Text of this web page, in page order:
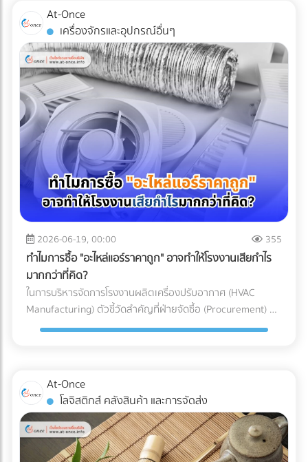
คาร์บอนในการส่งออกได้อย่างเห็นผล เปรียบเทียบวัสดุบรรจุ
ภัณฑ์สำหรับโรงงานอาหารแช่แข็ง บทสรุป การเปลี่ยนผ่านสู่บรรจุ
ภัณฑ์รักษ์โลกในสายการผลิตอาหารแช่แข็ง ไม่ใช่เรื่องของการ
หลับตาเลือกวัสดุที่มีป้าย Eco แปะอยู่ แต่เป็นการคำนวณเชิง
วิศวกรรมที่ต้องรักษาสมดุลระหว่าง "การรักษาสิ่งแวดล้อม" และ
"การรักษาคุณภาพอาหาร" การฝืนใช้วัสดุที่ทนความเย็นไม่ได้จน
ทำให้อาหารเสีย เกิดเป็นขยะอาหาร (Food Waste) จะสร้างผล
เสียต่อสิ่งแวดล้อมและต้นทุนของบริษัทมากกว่าตัวพลาสติกเอง
เสียอีก หัวใจสำคัญคือการเลือกพาร์ทเนอร์ด้านบรรจุภัณฑ์ที่
เข้าใจเทคโนโลยี Mono-material เพื่อผลักดันให้ธุรกิจของคุณ
เติบโตได้อย่างยั่งยืน ทั้งในแง่ของผลกำไรและการดูแลโลกใบนี้
การเลือกบรรจุภัณฑ์อาหารแช่แข็งที่ตอบโจทย์ทั้งนโยบาย ESG
และความปลอดภัยทางวิศวกรรม ไม่ใช่เรื่องที่ควรลองผิดลองถูก
คุณต้องการพาร์ทเนอร์ที่มีความเชี่ยวชาญตัวจริง เพื่อมาช่วย
ลดความเสี่ยง ป้องกันสินค้าเสียหาย และควบคุมต้นทุนของ
โรงงาน ไม่ต้องเสียเวลาค้นหาซัพพลายเออร์ทีละเจ้าให้เหนื่อย
เพราะที่ At-Once เราได้รวบรวมรายชื่อบริษัทและโรงงานชั้นนำ
กว่า 1,000 แห่งที่ให้บริการเกี่ยวข้องกับบรรจุภัณฑ์อย่างครบ
วงจรไว้ให้คุณแล้ว คลิกที่นี่!
หรือส่งออกไปยังประเทศที่มีข้อตกลงเขตการค้าเสรี (FTA) เช่น
จีน ญี่ปุ่น หรืออาเซียน ธุรกิจสามารถใช้ Certificate of Origin
(C/O) หรือหนังสือรับรองถิ่นกำเนิดสินค้า เพื่อขอลดหย่อนหรือ
ยกเว้นภาษีนำเข้าได้ ความเสี่ยง: กฎเกณฑ์ในการขอ C/O ของ
แต่ละประเทศมีความละเอียดอ่อนมาก หากกรอกข้อมูลใน
Commercial Invoice, Packing List ไม่ตรงกันเพียงจุดเดียว
หรือระบุเกณฑ์การผลิต (Origin Criteria) ผิดพลาด ปลายทาง
อาจปฏิเสธฟอร์มนั้นทันที ทำให้ผู้นำเข้าต้องจ่ายภาษีในอัตราปกติ
(MFN Rate) แบบเต็มจำนวน 3. ตกม้าตายเรื่องใบอนุญาตเฉพาะ
ทาง (Restricted Goods Licenses) สินค้าหลายประเภทไม่
สามารถนำเข้าได้ทันทีแม้จะจ่ายภาษีครบแล้วก็ตาม แต่ต้องมีใบ
อนุญาตจากหน่วยงานที่เกี่ยวข้อง เช่น อย. (FDA), มอก. (TISI),
หรือกรมวิชาการเกษตร ความเสี่ยง: หากธุรกิจสั่งของเข้ามาถึง
ท่าเรือแล้วเพิ่งทราบว่าต้องใช้ใบอนุญาต สินค้าจะถูกอายัดไว้ที่
ท่าเรือทันที สิ่งที่ตามมาคือ ค่าเสียเวลาพื้นที่ท่าเรือ
(Demurrage) และ ค่าเสียเวลาตู้ (Detention) ที่วิ่งเดินหน้าทุกวัน
(มักเริ่มต้นที่หลักพันและพุ่งสูงขึ้นเรื่อยๆ ต่อตู้ต่อวัน) หากขอใบ
อนุญาตไม่ทัน สินค้านั้นอาจถูกบังคับส่งกลับประเทศต้นทางหรือ
ถูกทำลายทิ้ง เปรียบเทียบชัดๆ: ทำเอง vs. ใช้ผู้เชี่ยวชาญ เพื่อชี้
ให้เห็นภาพชัดเจนว่าทำไมการจ้าง Freight Forwarder หรือ
การตามแก้ปัญหา ในอุตสาหกรรมโลจิสติกส์ มีประโยคคลาสสิกที่
ว่า "ปัญหาหน้าด่านศุลกากร เป็นปัญหาที่จ่ายแพงที่สุด" การ
ทำงานร่วมกับ Freight Forwarder ที่มีประสบการณ์ ไม่ใช่แค่การ
จ้างคนมาเดินเอกสาร แต่คือการจ้าง "ที่ปรึกษาทางกฎหมายและผู้
บริหารความเสี่ยง" ให้กับซัพพลายเชนของคุณ พวกเขาจะทำ
แวดล้อมที่ไม่ได้มาตรฐาน พลาสติกเหล่านั้นก็อาจกลายเป็นพาหะ
นำเชื้อโรคชั้นดี นี่คือจุดที่ "ห้องปลอดเชื้อ" หรือ "Cleanroom"
เข้ามามีบทบาทสำคัญในฐานะด่านป้อมปราการที่แข็งแกร่งที่สุด ใน
การปกป้องอุปกรณ์การแพทย์ให้รอดพ้นจากการปนเปื้อนก่อนถึง
มือแพทย์และคนไข้ Cleanroom ในอุตสาหกรรมพลาสติกการ
แพทย์ คืออะไร? Cleanroom คือห้องที่มีการควบคุมสภาพ
แวดล้อมอย่างเข้มงวด ไม่ว่าจะเป็นปริมาณฝุ่นละอองในอากาศ,
อุณหภูมิ, ความชื้น, และความดันอากาศ โดยใช้ระบบแผ่นกรอง
อากาศประสิทธิภาพสูง (HEPA หรือ ULPA Filters) เพื่อดักจับ
อนุภาคขนาดเล็กที่มองไม่เห็นด้วยตาเปล่า สำหรับการผลิต
พลาสติก Medical Grade (เช่น กระบอกฉีดยา, สายน้ำเกลือ,
หรือชิ้นส่วนรากฟันเทียม) มาตรฐานห้องปลอดเชื้อที่นิยมใช้มักจะ
อ้างอิงตามมาตรฐาน ISO 14644-1 โดยระดับที่พบได้บ่อยใน
โรงงานผลิตเครื่องมือแพทย์คือ ISO Class 7 และ ISO Class 8
ซึ่งมีการจำกัดจำนวนอนุภาคในอากาศอย่างรัดกุม เพื่อให้มั่นใจว่า
ชิ้นงานจะสะอาดที่สุด 3 เหตุผลที่ Cleanroom ขาดไม่ได้ในการ
ผลิตอุปกรณ์การแพทย์ ทำไมโรงงานรับฉีดพลาสติก (Injection
Molding) ทั่วไป ถึงไม่สามารถผลิตอุปกรณ์การแพทย์ได้? คำ
ตอบอยู่ในความเข้มงวด 3 ประการดังต่อไปนี้: 1. การควบคุม
ปริมาณเชื้อจุลินทรีย์ (Bioburden Control) ก่อนที่อุปกรณ์
จุลินทรีย์เริ่มต้น (Bioburden) ต่ำที่สุดเท่าที่จะทำได้ การผลิตชิ้น
ส่วนพลาสติกภายใน Cleanroom จะช่วยลดความเสี่ยงที่
แบคทีเรีย เชื้อรา หรือไวรัส จะเกาะติดลงบนผิวของพลาสติก ซึ่ง
ช่วยให้กระบวนการฆ่าเชื้อในขั้นตอนสุดท้ายมีประสิทธิภาพ
สมบูรณ์แบบ 100% 2. การป้องกันอนุภาคแปลกปลอม
At-Once
เครื่องจักรและอุปกรณ์อื่นๆ
2026-06-19, 00:00 355
ทำไมการซื้อ "อะไหล่แอร์ราคาถูก" อาจทำให้โรงงานเสียกำไร
มากกว่าที่คิด?
ในการบริหารจัดการโรงงานผลิตเครื่องปรับอากาศ (HVAC
Manufacturing) ตัวชี้วัดสำคัญที่ฝ่ายจัดซื้อ (Procurement) มัก
ถูกกดดันเสมอคือ "การลดต้นทุน (Cost Reduction)" เพื่อเพิ่ม
อุตสาหกรรม การตัดสินใจด้วย "ราคาป้าย" เพียงอย่างเดียว
อาจนำมาซึ่ง "ต้นทุนแฝง (Hidden Costs)" มหาศาลที่กัดกินกำไร
ของบริษัทในระยะยาวโดยที่คุณไม่รู้ตัว 3 ต้นทุนแฝงสุดอันตราย
จากการใช้อะไหล่แอร์ที่ไม่ได้มาตรฐาน การประกอบเครื่องปรับ
อากาศหนึ่งเครื่องประกอบไปด้วยชิ้นส่วนกลไก (Mechanical
At-Once
โลจิสติกส์ คลังสินค้า และการจัดส่ง